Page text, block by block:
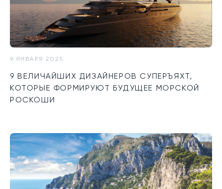
9 ЯНВАРЯ 2025
9 ВЕЛИЧАЙШИХ ДИЗАЙНЕРОВ СУПЕРЪЯХТ,
КОТОРЫЕ ФОРМИРУЮТ БУДУЩЕЕ МОРСКОЙ
РОСКОШИ